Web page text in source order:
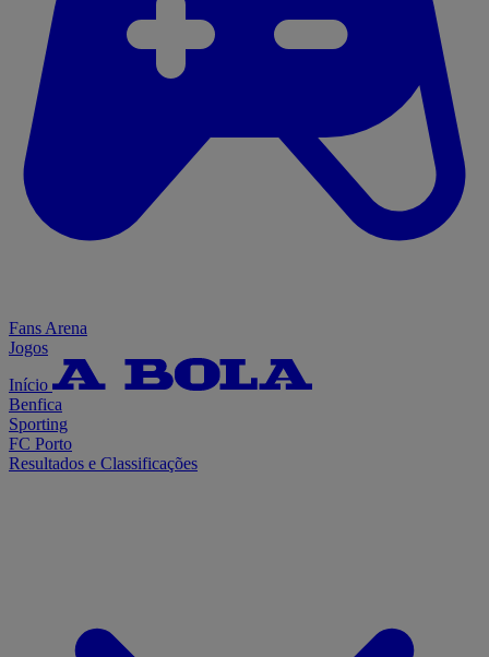
Fans Arena
Jogos
Início
Benfica
Sporting
FC Porto
Resultados e Classificações